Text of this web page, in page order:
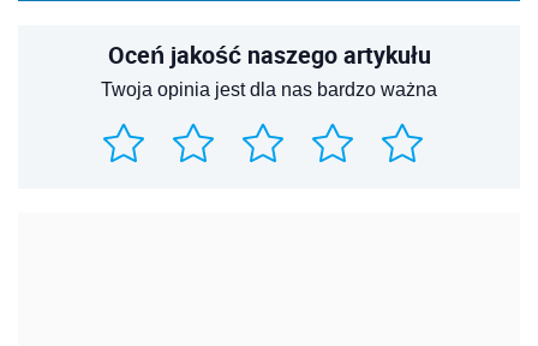
Oceń jakość naszego artykułu
Twoja opinia jest dla nas bardzo ważna